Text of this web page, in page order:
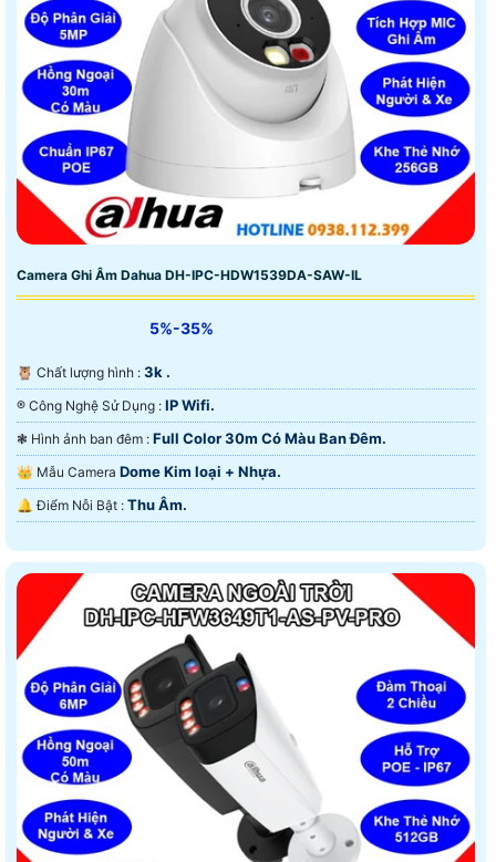
Camera Ghi Âm Dahua DH-IPC-HDW1539DA-SAW-IL
5%-35%
🦉 Chất lượng hình : 3k .
®️ Công Nghệ Sử Dụng : IP Wifi.
❃ Hình ảnh ban đêm : Full Color 30m Có Màu Ban Ðêm.
👑 Mẫu Camera Dome Kim loại + Nhựa.
️🔔 Điểm Nỗi Bật : Thu Âm.